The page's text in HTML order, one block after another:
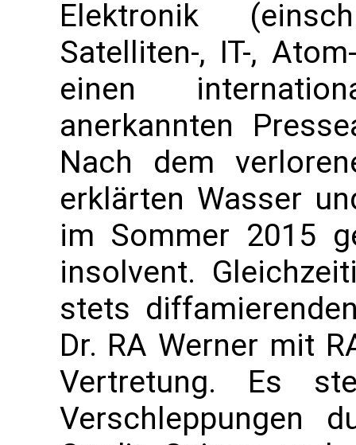
Elektronik
Satelliten-, IT-,
einen
anerkannten
Nach dem
erklärten Wasser
im Sommer 2015
insolvent.
stets
Dr. RA Werner mit
Vertretung. Es
Verschleppungen